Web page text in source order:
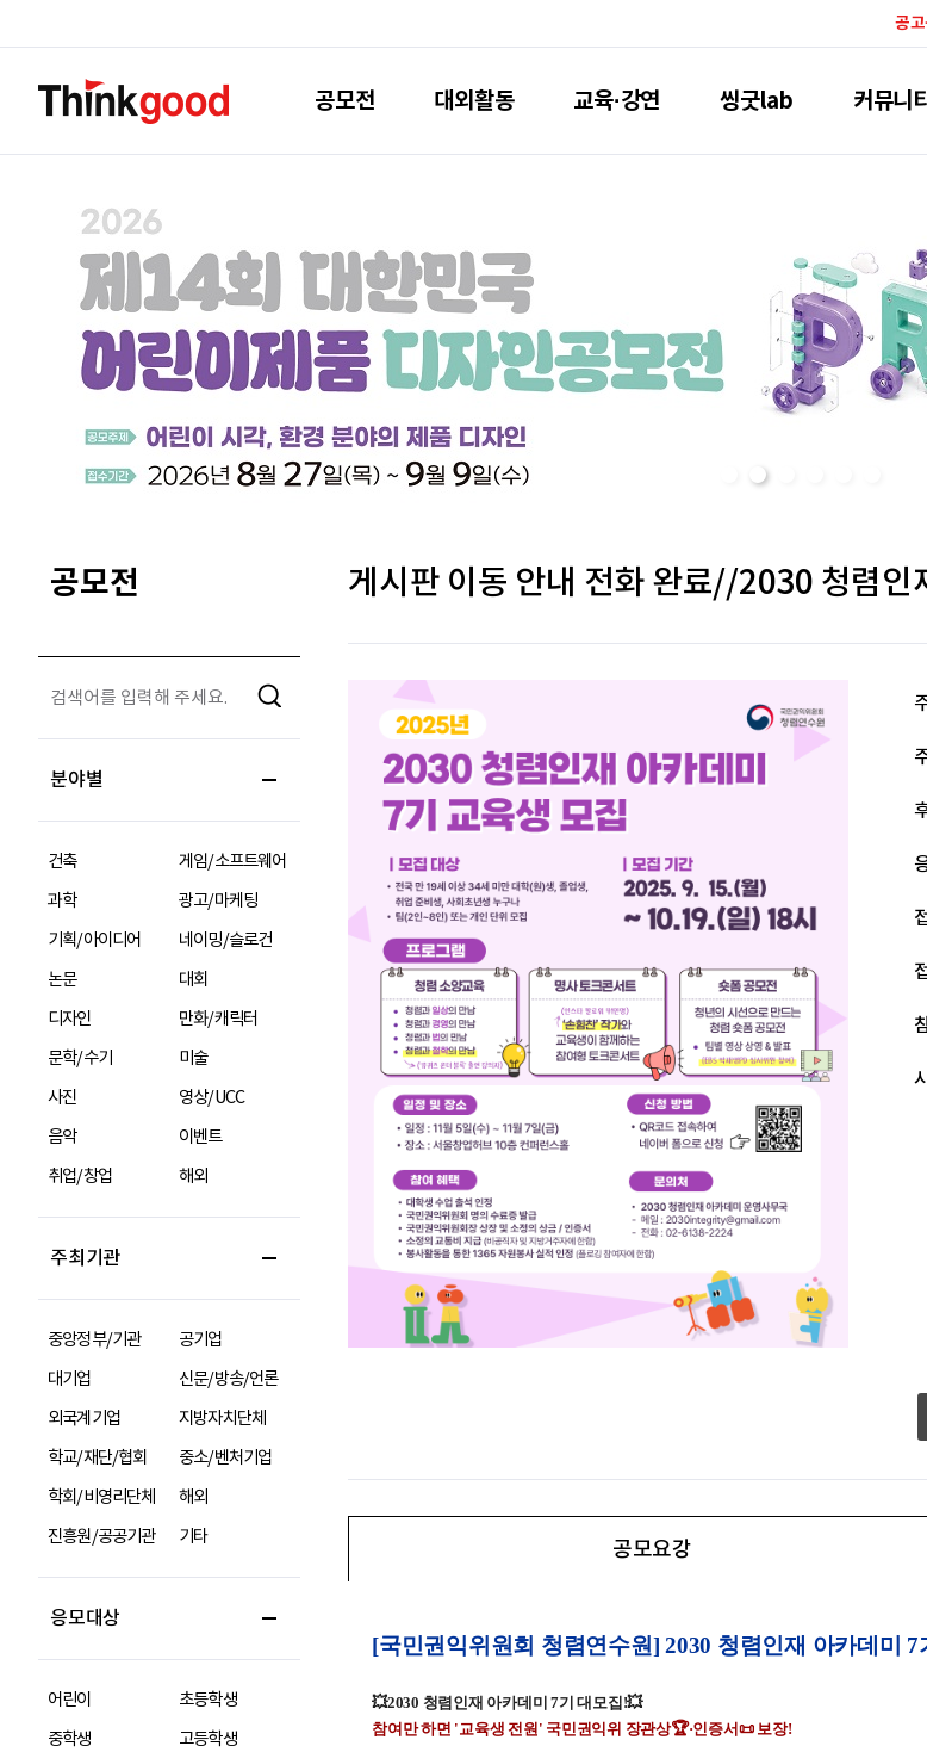
공
공모전 대외활동 교육·강연 씽굿lab 커뮤니티
공모전
분야별
건축
게임/소프트웨어
과학
광고/마케팅
기획/아이디어
네이밍/슬로건
논문
대회
디자인
만화/캐릭터
문학/수기
미술
사진
영상/UCC
음악
이벤트
취업/창업
해외
주최기관
중앙정부/기관
공기업
대기업
신문/방송/언론
외국계기업
지방자치단체
학교/재단/협회
중소/벤처기업
학회/비영리단체
해외
진흥원/공공기관
기타
응모대상
어린이
초등학생
중학생
고등학생
게시판 이동 안내 전화 완료//2030 청렴인
공모요강